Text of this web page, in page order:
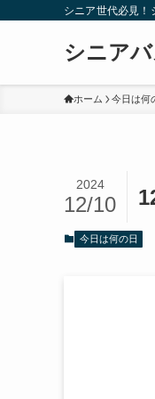
シニア世代必見！
シニアバ
ホーム 今日は何
2024
12/10
今日は何の日